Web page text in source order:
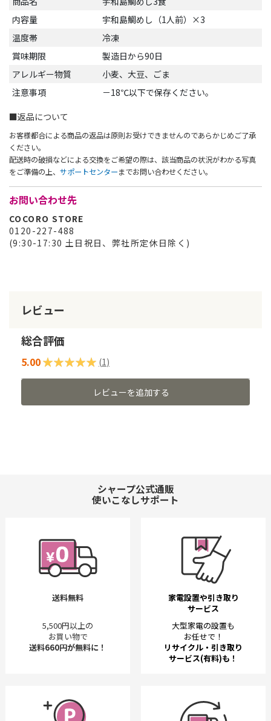
内容量
宇和島鯛めし（1人前）×3
温度帯
冷凍
賞味期限
製造日から90日
アレルギー物質
小麦、大豆、ごま
注意事項
－18℃以下で保存ください。
■返品について
お客様都合による商品の返品は原則お受けできませんのであらかじめご了承
ください。
配送時の破損などによる交換をご希望の際は、該当商品の状況がわかる写真
をご準備の上、 サポートセンターまでお問い合わせください。
お問い合わせ先
COCORO STORE
0120-227-488
(9:30-17:30 土日祝日、弊社所定休日除く)
レビュー
総合評価
評価:
5.00
100
% of100
(1)
レビューを追加する
シャープ公式通販
使いこなしサポート
送料無料
5,500円以上の
お買い物で
送料660円が無料に！
家電設置や引き取り
サービス
大型家電の設置も
お任せで！
リサイクル・引き取り
サービス(有料)も！